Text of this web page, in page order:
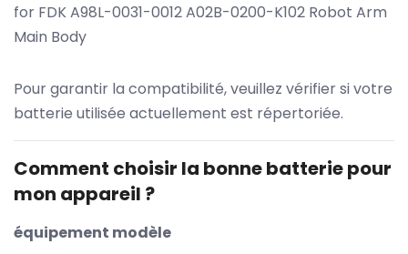
for FDK A98L-0031-0012 A02B-0200-K102 Robot Arm
Main Body
Pour garantir la compatibilité, veuillez vérifier si votre
batterie utilisée actuellement est répertoriée.
Comment choisir la bonne batterie pour
mon appareil ?
équipement modèle